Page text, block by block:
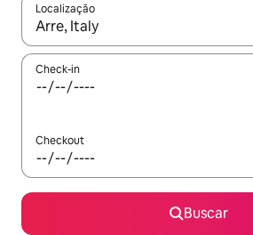
Localização
Quando os resultados estiverem
Check-in
Checkout
Buscar